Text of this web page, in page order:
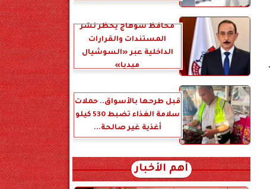
محافظ سوهاج يحظر نشر
المستندات والقرارات
الداخلية عبر «السوشيال
ميديا»
قبل طرحها بالأسواق.. حملات
سلامة الغذاء تضبط 530 كيلو
أغذية غير صالحة...
أهم الأخبار